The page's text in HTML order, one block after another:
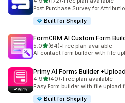
총 리뷰 172개
Post Purchase Survey for
Built for Shopify
FormCRM AI Custom Form
5.0별 5개 중
(64)
총 리뷰 64개
•Free plan available
AI contact form builder with file
Primy AI Forms Builder +Upload
4.9별 5개 중
(40)
총 리뷰 40개
•Free plan available
Easy Form builder with file upload
Built for Shopify